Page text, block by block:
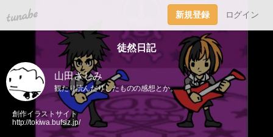
tuna.be 新規登録 ログイン
徒然日記
山田さしみ
観たり読んだりしたものの感想とか。
創作イラストサイト
http://tokiwa.bufsiz.jp/